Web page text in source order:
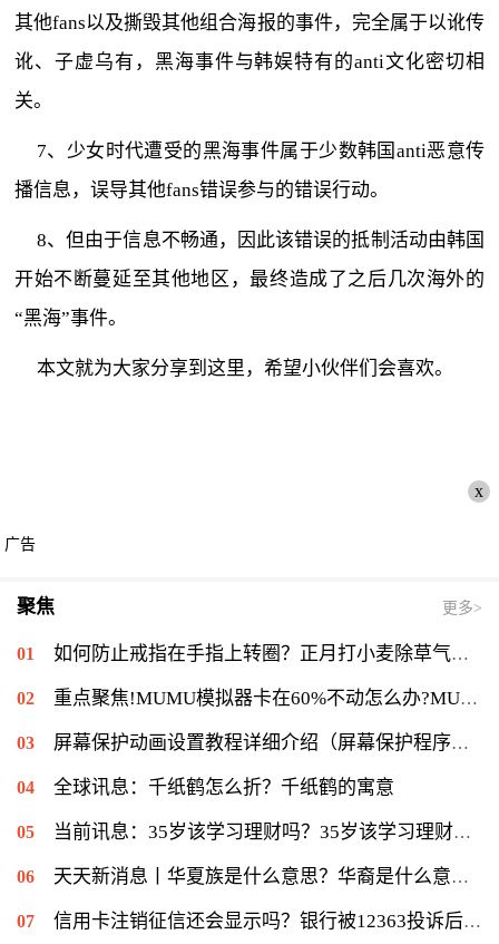
其他fans以及撕毁其他组合海报的事件，完全属于以讹传
讹、子虚乌有，黑海事件与韩娱特有的anti文化密切相
关。
7、少女时代遭受的黑海事件属于少数韩国anti恶意传
播信息，误导其他fans错误参与的错误行动。
8、但由于信息不畅通，因此该错误的抵制活动由韩国
开始不断蔓延至其他地区，最终造成了之后几次海外的
“黑海”事件。
本文就为大家分享到这里，希望小伙伴们会喜欢。
x
广告
聚焦 更多>
如何防止戒指在手指上转圈？正月打小麦除草气温多少能打？ 全球短讯
重点聚焦!MUMU模拟器卡在60%不动怎么办?MUMU模拟器卡在60%的解决流程
屏幕保护动画设置教程详细介绍（屏幕保护程序等待时间怎么设置）|当前速读
全球讯息：千纸鹤怎么折？千纸鹤的寓意
当前讯息：35岁该学习理财吗？35岁该学习理财会不会太迟？
天天新消息丨华夏族是什么意思？华裔是什么意思：华侨在侨居国生下的子女
信用卡注销征信还会显示吗？银行被12363投诉后果是什么？|环球通讯